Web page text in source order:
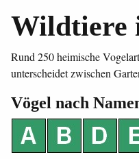
Wildtiere
Rund 250 heimische
unterscheidet zwischen
Vögel nach